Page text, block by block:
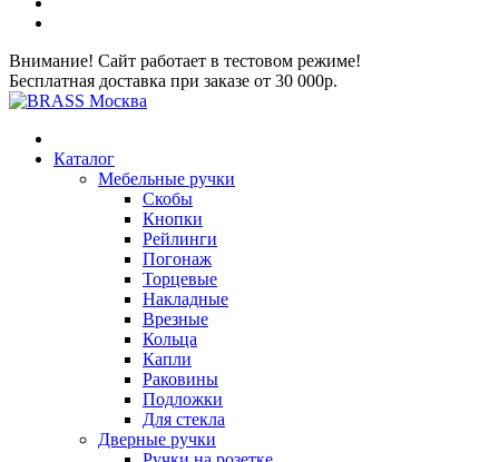
Внимание! Сайт работает в тестовом режиме!
Бесплатная доставка при заказе от 30 000р.
Каталог
Мебельные ручки
Скобы
Кнопки
Рейлинги
Погонаж
Торцевые
Накладные
Врезные
Кольца
Капли
Раковины
Подложки
Для стекла
Дверные ручки